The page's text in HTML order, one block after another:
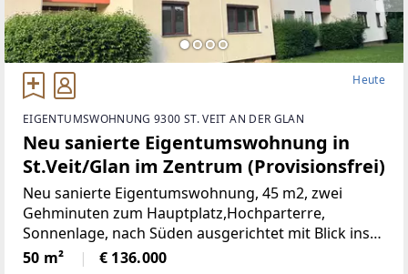
Heute
EIGENTUMSWOHNUNG 9300 ST. VEIT AN DER GLAN
Neu sanierte Eigentumswohnung in
St.Veit/Glan im Zentrum (Provisionsfrei)
Neu sanierte Eigentumswohnung, 45 m2, zwei
Gehminuten zum Hauptplatz,Hochparterre,
Sonnenlage, nach Süden ausgerichtet mit Blick ins
Grüne, mangelangt über nur 4 Stufen in die
50 m² € 136.000